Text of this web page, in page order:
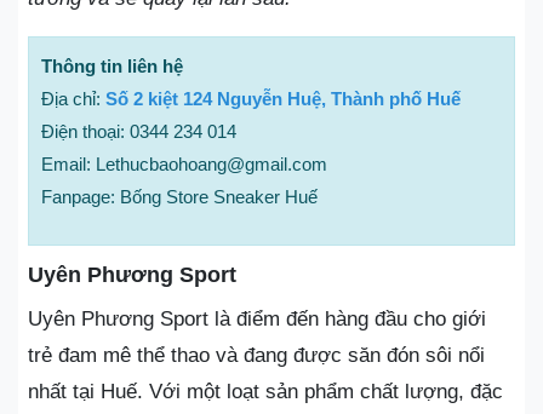
Thông tin liên hệ
Địa chỉ: Số 2 kiệt 124 Nguyễn Huệ, Thành phố Huế
Điện thoại: 0344 234 014
Email: Lethucbaohoang@gmail.com
Fanpage: Bống Store Sneaker Huế
Uyên Phương Sport
Uyên Phương Sport là điểm đến hàng đầu cho giới
trẻ đam mê thể thao và đang được săn đón sôi nổi
nhất tại Huế. Với một loạt sản phẩm chất lượng, đặc